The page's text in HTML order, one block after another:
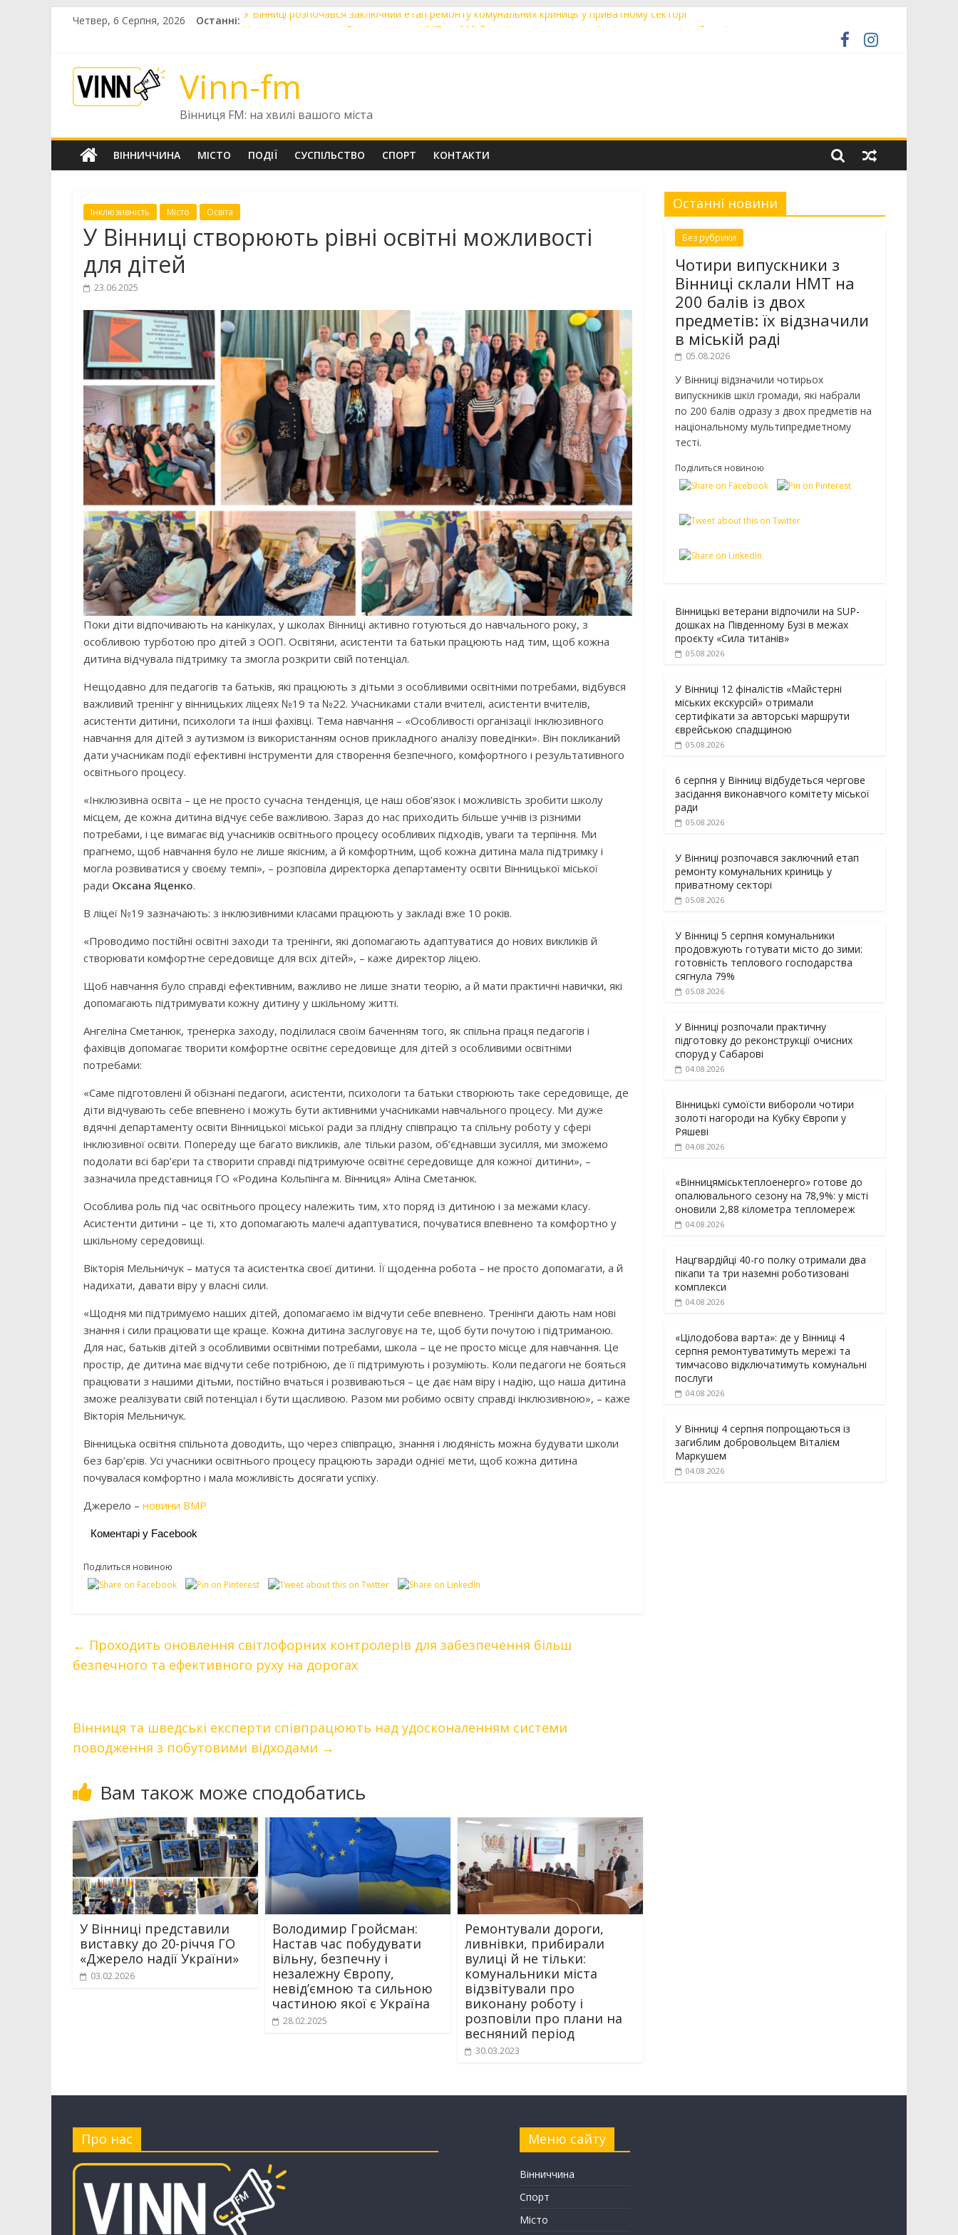
SkipЧетвер, 6 Серпня, 2026 Останні: У Вінниці розпочався заключний етап ремонту комунальних криниць у приватному секторі
6 серпня у Вінниці відбудеться чергове засідання виконавчого комітету міської ради
Vinn-fm
Вінниця FM: на хвилі вашого міста
ВІННИЧЧИНА МІСТО ПОДІЇ СУСПІЛЬСТВО СПОРТ КОНТАКТИ
Інклюзивність Місто Освіта
У Вінниці створюють рівні освітні можливості
для дітей
23.06.2025
Поки діти відпочивають на канікулах, у школах Вінниці активно готуються до навчального року, з
особливою турботою про дітей з ООП. Освітяни, асистенти та батьки працюють над тим, щоб кожна
дитина відчувала підтримку та змогла розкрити свій потенціал.
Нещодавно для педагогів та батьків, які працюють з дітьми з особливими освітніми потребами, відбувся
важливий тренінг у вінницьких ліцеях №19 та №22. Учасниками стали вчителі, асистенти вчителів,
асистенти дитини, психологи та інші фахівці. Тема навчання – «Особливості організації інклюзивного
навчання для дітей з аутизмом із використанням основ прикладного аналізу поведінки». Він покликаний
дати учасникам події ефективні інструменти для створення безпечного, комфортного і результативного
освітнього процесу.
«Інклюзивна освіта – це не просто сучасна тенденція, це наш обов’язок і можливість зробити школу
місцем, де кожна дитина відчує себе важливою. Зараз до нас приходить більше учнів із різними
потребами, і це вимагає від учасників освітнього процесу особливих підходів, уваги та терпіння. Ми
прагнемо, щоб навчання було не лише якісним, а й комфортним, щоб кожна дитина мала підтримку і
могла розвиватися у своєму темпі», – розповіла директорка департаменту освіти Вінницької міської
ради Оксана Яценко.
В ліцеї №19 зазначають: з інклюзивними класами працюють у закладі вже 10 років.
«Проводимо постійні освітні заходи та тренінги, які допомагають адаптуватися до нових викликів й
створювати комфортне середовище для всіх дітей», – каже директор ліцею.
Щоб навчання було справді ефективним, важливо не лише знати теорію, а й мати практичні навички, які
допомагають підтримувати кожну дитину у шкільному житті.
Ангеліна Сметанюк, тренерка заходу, поділилася своїм баченням того, як спільна праця педагогів і
фахівців допомагає творити комфортне освітнє середовище для дітей з особливими освітніми
потребами:
«Саме підготовлені й обізнані педагоги, асистенти, психологи та батьки створюють таке середовище, де
діти відчувають себе впевнено і можуть бути активними учасниками навчального процесу. Ми дуже
вдячні департаменту освіти Вінницької міської ради за плідну співпрацю та спільну роботу у сфері
інклюзивної освіти. Попереду ще багато викликів, але тільки разом, об’єднавши зусилля, ми зможемо
подолати всі бар’єри та створити справді підтримуюче освітнє середовище для кожної дитини», –
зазначила представниця ГО «Родина Кольпінга м. Вінниця» Аліна Сметанюк.
Особлива роль під час освітнього процесу належить тим, хто поряд із дитиною і за межами класу.
Асистенти дитини – це ті, хто допомагають малечі адаптуватися, почуватися впевнено та комфортно у
шкільному середовищі.
Вікторія Мельничук – матуся та асистентка своєї дитини. Її щоденна робота – не просто допомагати, а й
надихати, давати віру у власні сили.
«Щодня ми підтримуємо наших дітей, допомагаємо їм відчути себе впевнено. Тренінги дають нам нові
знання і сили працювати ще краще. Кожна дитина заслуговує на те, щоб бути почутою і підтриманою.
Для нас, батьків дітей з особливими освітніми потребами, школа – це не просто місце для навчання. Це
простір, де дитина має відчути себе потрібною, де її підтримують і розуміють. Коли педагоги не бояться
працювати з нашими дітьми, постійно вчаться і розвиваються – це дає нам віру і надію, що наша дитина
зможе реалізувати свій потенціал і бути щасливою. Разом ми робимо освіту справді інклюзивною», – каже
Вікторія Мельничук.
Вінницька освітня спільнота доводить, що через співпрацю, знання і людяність можна будувати школи
без бар’єрів. Усі учасники освітнього процесу працюють заради однієї мети, щоб кожна дитина
почувалася комфортно і мала можливість досягати успіху.
Джерело – новини ВМР
Коментарі у Facebook
Поділиться новиною
← Проходить оновлення світлофорних контролерів для забезпечення більш
безпечного та ефективного руху на дорогах
Вінниця та шведські експерти співпрацюють над удосконаленням системи
поводження з побутовими відходами →
Вам також може сподобатись
У Вінниці представили
виставку до 20-річчя ГО
«Джерело надії України»
03.02.2026
Володимир Гройсман:
Настав час побудувати
вільну, безпечну і
незалежну Європу,
невідʼємною та сильною
частиною якої є Україна
28.02.2025
Ремонтували дороги,
ливнівки, прибирали
вулиці й не тільки:
комунальники міста
відзвітували про
виконану роботу і
розповіли про плани на
весняний період
30.03.2023
Останні новини
Без рубрики
Чотири випускники з
Вінниці склали НМТ на
200 балів із двох
предметів: їх відзначили
в міській раді
05.08.2026
У Вінниці відзначили чотирьох
випускників шкіл громади, які набрали
по 200 балів одразу з двох предметів на
національному мультипредметному
тесті.
Поділиться новиною
Вінницькі ветерани відпочили на SUP-
дошках на Південному Бузі в межах
проєкту «Сила титанів»
05.08.2026
У Вінниці 12 фіналістів «Майстерні
міських екскурсій» отримали
сертифікати за авторські маршрути
єврейською спадщиною
05.08.2026
6 серпня у Вінниці відбудеться чергове
засідання виконавчого комітету міської
ради
05.08.2026
У Вінниці розпочався заключний етап
ремонту комунальних криниць у
приватному секторі
05.08.2026
У Вінниці 5 серпня комунальники
продовжують готувати місто до зими:
готовність теплового господарства
сягнула 79%
05.08.2026
У Вінниці розпочали практичну
підготовку до реконструкції очисних
споруд у Сабарові
04.08.2026
Вінницькі сумоїсти вибороли чотири
золоті нагороди на Кубку Європи у
Ряшеві
04.08.2026
«Вінницяміськтеплоенерго» готове до
опалювального сезону на 78,9%: у місті
оновили 2,88 кілометра тепломереж
04.08.2026
Нацгвардійці 40-го полку отримали два
пікапи та три наземні роботизовані
комплекси
04.08.2026
«Цілодобова варта»: де у Вінниці 4
серпня ремонтуватимуть мережі та
тимчасово відключатимуть комунальні
послуги
04.08.2026
У Вінниці 4 серпня попрощаються із
загиблим добровольцем Віталієм
Маркушем
04.08.2026
Про нас Меню сайту
Вінниччина
Спорт
Місто